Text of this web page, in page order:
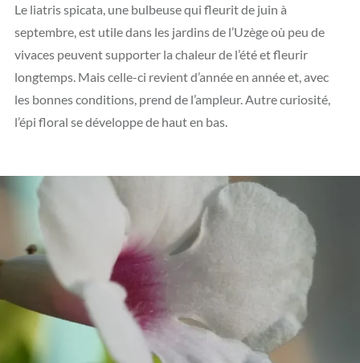
Le liatris spicata, une bulbeuse qui fleurit de juin à
septembre, est utile dans les jardins de l’Uzège où peu de
vivaces peuvent supporter la chaleur de l’été et fleurir
longtemps. Mais celle-ci revient d’année en année et, avec
les bonnes conditions, prend de l’ampleur. Autre curiosité,
l’épi floral se développe de haut en bas.